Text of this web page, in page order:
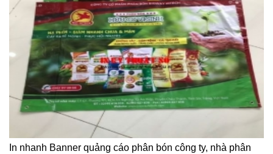
In nhanh Banner quảng cáo phân bón công ty, nhà phân